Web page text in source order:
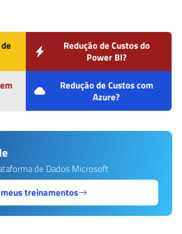
Redução de Custos do
Power BI?
Redução de Custos com
Azure?
de Dados Microsoft
treinamentos